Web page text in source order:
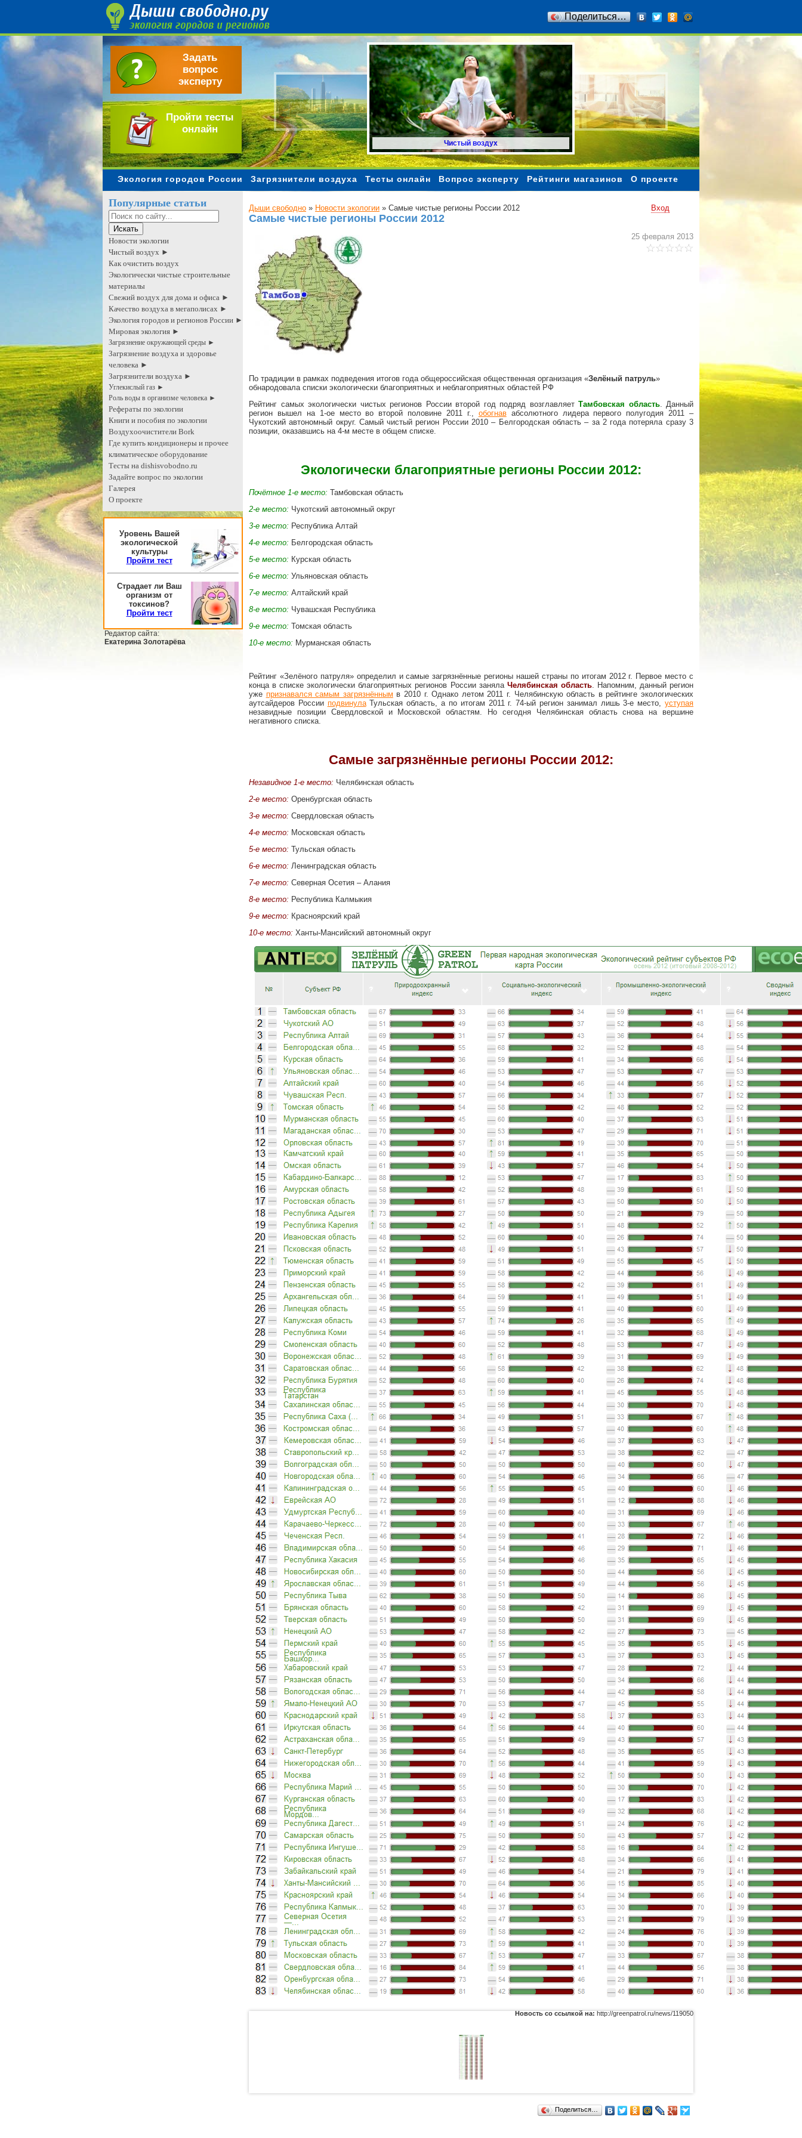
Поделиться…
Задать
вопрос
эксперту
Пройти тесты
онлайн
Чистый воздух
Экология городов России Загрязнители воздуха Тесты онлайн Вопрос эксперту Рейтинги магазинов О проекте
Популярные статьи
Новости экологии
Чистый воздух ►
Как очистить воздух
Экологически чистые строительные
материалы
Свежий воздух для дома и офиса ►
Качество воздуха в мегаполисах ►
Экология городов и регионов России ►
Мировая экология ►
Загрязнение окружающей среды ►
Загрязнение воздуха и здоровье
человека ►
Загрязнители воздуха ►
Углекислый газ ►
Роль воды в организме человека ►
Рефераты по экологии
Книги и пособия по экологии
Воздухоочистители Bork
Где купить кондиционеры и прочее
климатическое оборудование
Тесты на dishisvobodno.ru
Задайте вопрос по экологии
Галерея
О проекте
Уровень Вашей
экологической
культуры
Пройти тест
Страдает ли Ваш
организм от
токсинов?
Пройти тест
Редактор сайта:
Екатерина Золотарёва
Дыши свободно » Новости экологии » Самые чистые регионы России 2012 Вход
Самые чистые регионы России 2012
25 февраля 2013
По традиции в рамках подведения итогов года общероссийская общественная организация «Зелёный патруль»
обнародовала списки экологически благоприятных и неблагоприятных областей РФ
Рейтинг самых экологически чистых регионов России второй год подряд возглавляет Тамбовская область. Данный
регион вышел на 1-ое место во второй половине 2011 г., обогнавабсолютного лидера первого полугодия 2011 –
Чукотский автономный округ. Самый чистый регион России 2010 – Белгородская область – за 2 года потеряла сразу 3
позиции, оказавшись на 4-м месте в общем списке.
Экологически благоприятные регионы России 2012:
Почётное 1-е место: Тамбовская область
2-е место: Чукотский автономный округ
3-е место: Республика Алтай
4-е место: Белгородская область
5-е место: Курская область
6-е место: Ульяновская область
7-е место: Алтайский край
8-е место: Чувашская Республика
9-е место: Томская область
10-е место: Мурманская область
Рейтинг «Зелёного патруля» определил и самые загрязнённые регионы нашей страны по итогам 2012 г. Первое место с
конца в списке экологически благоприятных регионов России заняла Челябинская область. Напомним, данный регион
уже признавался самым загрязнённым в 2010 г. Однако летом 2011 г. Челябинскую область в рейтинге экологических
аутсайдеров России подвинулаТульская область, а по итогам 2011 г. 74-ый регион занимал лишь 3-е место, уступая
незавидные позиции Свердловской и Московской областям. Но сегодня Челябинская область снова на вершине
негативного списка.
Самые загрязнённые регионы России 2012:
Незавидное 1-е место: Челябинская область
2-е место: Оренбургская область
3-е место: Свердловская область
4-е место: Московская область
5-е место: Тульская область
6-е место: Ленинградская область
7-е место: Северная Осетия – Алания
8-е место: Республика Калмыкия
9-е место: Красноярский край
10-е место: Ханты-Мансийский автономный округ
Новость со ссылкой на:http://greenpatrol.ru/news/119050
Поделиться…